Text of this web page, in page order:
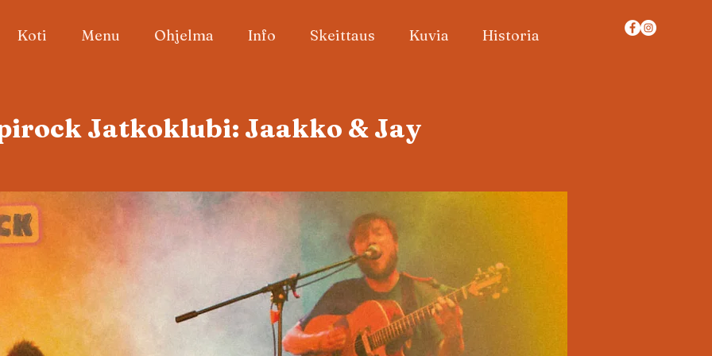
Koti Menu Ohjelma Info Skeittaus Kuvia Historia
Jatkoklubi: Jaakko & Jay